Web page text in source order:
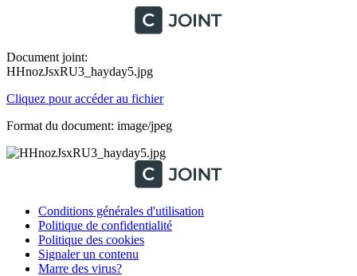
Document joint:
HHnozJsxRU3_hayday5.jpg
Cliquez pour accéder au fichier
Format du document: image/jpeg
Conditions générales d'utilisation
Politique de confidentialité
Politique des cookies
Signaler un contenu
Marre des virus?